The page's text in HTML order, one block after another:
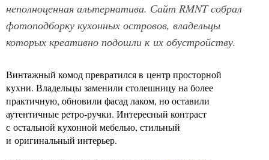
неполноценная альтернатива. Сайт RMNT собрал
фотоподборку кухонных островов, владельцы
которых креативно подошли к их обустройству.
Винтажный комод превратился в центр просторной
кухни. Владельцы заменили столешницу на более
практичную, обновили фасад лаком, но оставили
аутентичные ретро-ручки. Интересный контраст
с остальной кухонной мебелью, стильный
и оригинальный интерьер.